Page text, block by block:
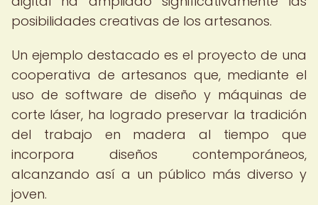
posibilidades creativas de los artesanos.
Un ejemplo destacado es el proyecto de una
cooperativa de artesanos que, mediante el
uso de software de diseño y máquinas de
corte láser, ha logrado preservar la tradición
del trabajo en madera al tiempo que
incorpora diseños contemporáneos,
alcanzando así a un público más diverso y
joven.